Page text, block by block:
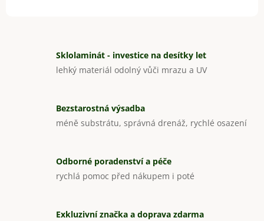
Sklolaminát - investice na desítky let
lehký materiál odolný vůči mrazu a UV
Bezstarostná výsadba
méně substrátu, správná drenáž, rychlé osazení
Odborné poradenství a péče
rychlá pomoc před nákupem i poté
Exkluzivní značka a doprava zdarma